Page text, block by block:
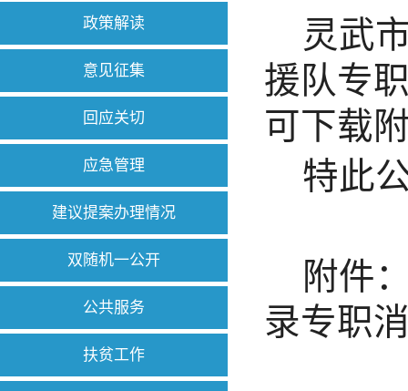
政策解读
意见征集
回应关切
应急管理
建议提案办理情况
双随机一公开
公共服务
扶贫工作
灵武
援队专
可下载
特此
附件
录专职